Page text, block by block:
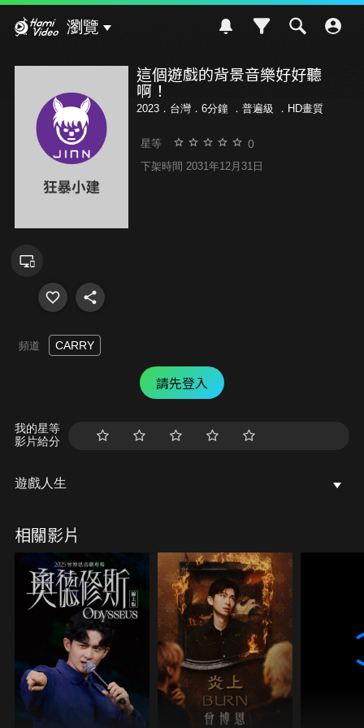
瀏覽
這個遊戲的背景音樂好好聽
啊！
2023．台灣．6分鐘 ． 普遍級 ．HD畫質
星等 0
下架時間 2031年12月31日
頻道 CARRY
請先登入
我的星等
影片給分
遊戲人生
相關影片